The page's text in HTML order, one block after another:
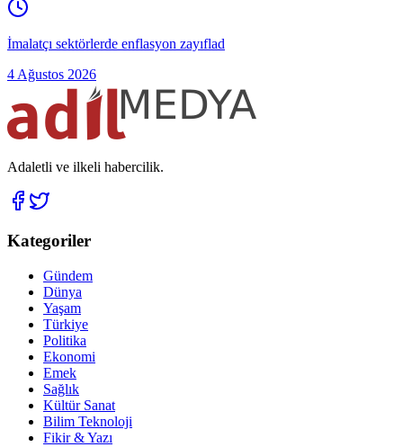
İmalatçı sektörlerde enflasyon zayıflad
4 Ağustos 2026
Adaletli ve ilkeli habercilik.
Kategoriler
Gündem
Dünya
Yaşam
Türkiye
Politika
Ekonomi
Emek
Sağlık
Kültür Sanat
Bilim Teknoloji
Fikir & Yazı